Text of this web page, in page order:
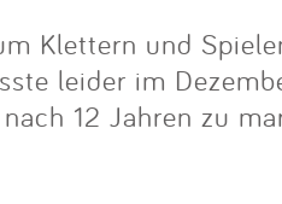
Klettern und
leider im
12 Jahren zu